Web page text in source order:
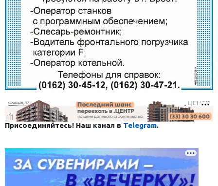
Присоединяйтесь! Наш канал в Telegram.